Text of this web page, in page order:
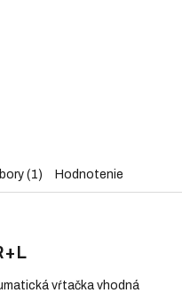
(1) Hodnotenie
vŕtačka vhodná